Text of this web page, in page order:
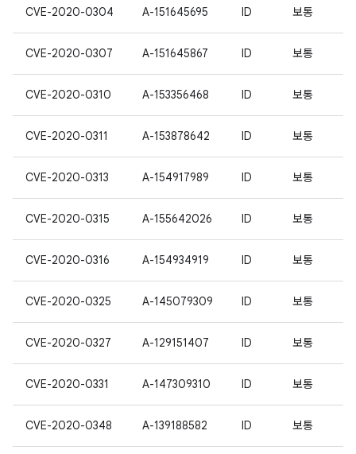
CVE-2020-0304 A-151645695 ID 보통
CVE-2020-0307 A-151645867 ID 보통
CVE-2020-0310 A-153356468 ID 보통
CVE-2020-0311 A-153878642 ID 보통
CVE-2020-0313 A-154917989 ID 보통
CVE-2020-0315 A-155642026 ID 보통
CVE-2020-0316 A-154934919 ID 보통
CVE-2020-0325 A-145079309 ID 보통
CVE-2020-0327 A-129151407 ID 보통
CVE-2020-0331 A-147309310 ID 보통
CVE-2020-0348 A-139188582 ID 보통